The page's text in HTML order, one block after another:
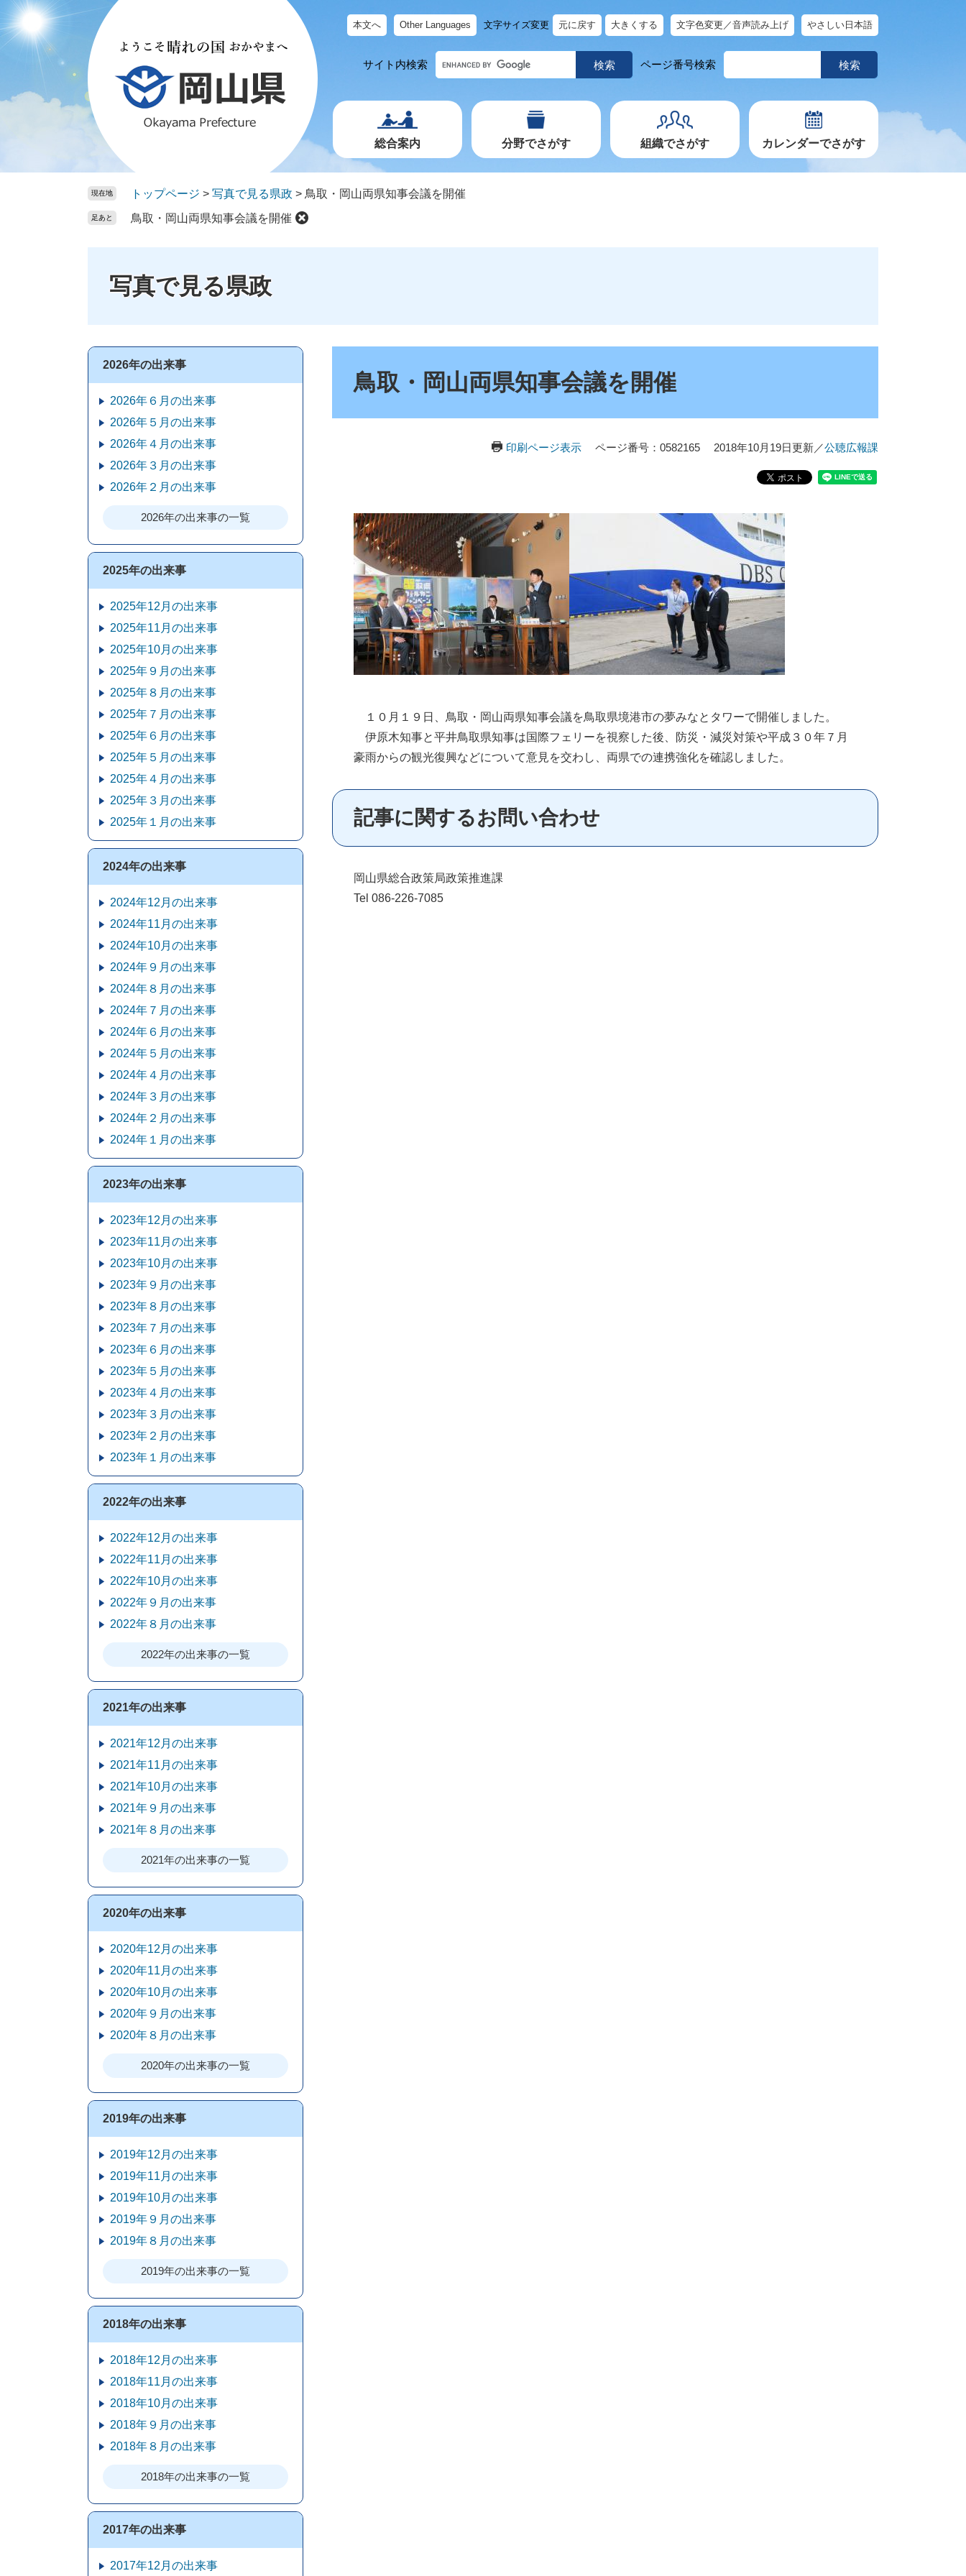
ー
ジ
ニ
ュ
本文へ Other Languages 文字サイズ変更 元に戻す 大きくする 文字色変更／音声読み上げ やさしい日本語
サイト内検索
キ
ー
ワ
ド
ページ番号検索
ペ
ジ
号
総合案内 分野でさがす 組織でさがす カレンダーでさがす
現在地 トップページ > 写真で見る県政 > 鳥取・岡山両県知事会議を開催
足あと 鳥取・岡山両県知事会議を開催
写真で見る県政
鳥取・岡山両県知事会議を開催
印刷ページ表示 ページ番号：0582165 2018年10月19日更新／公聴広報課
１０月１９日、鳥取・岡山両県知事会議を鳥取県境港市の夢みなとタワーで開催しました。
伊原木知事と平井鳥取県知事は国際フェリーを視察した後、防災・減災対策や平成３０年７月
豪雨からの観光復興などについて意見を交わし、両県での連携強化を確認しました。
記事に関するお問い合わせ
岡山県総合政策局政策推進課
Tel 086-226-7085
2026年の出来事
2026年６月の出来事
2026年５月の出来事
2026年４月の出来事
2026年３月の出来事
2026年２月の出来事
2026年の出来事の一覧
2025年の出来事
2025年12月の出来事
2025年11月の出来事
2025年10月の出来事
2025年９月の出来事
2025年８月の出来事
2025年７月の出来事
2025年６月の出来事
2025年５月の出来事
2025年４月の出来事
2025年３月の出来事
2025年１月の出来事
2024年の出来事
2024年12月の出来事
2024年11月の出来事
2024年10月の出来事
2024年９月の出来事
2024年８月の出来事
2024年７月の出来事
2024年６月の出来事
2024年５月の出来事
2024年４月の出来事
2024年３月の出来事
2024年２月の出来事
2024年１月の出来事
2023年の出来事
2023年12月の出来事
2023年11月の出来事
2023年10月の出来事
2023年９月の出来事
2023年８月の出来事
2023年７月の出来事
2023年６月の出来事
2023年５月の出来事
2023年４月の出来事
2023年３月の出来事
2023年２月の出来事
2023年１月の出来事
2022年の出来事
2022年12月の出来事
2022年11月の出来事
2022年10月の出来事
2022年９月の出来事
2022年８月の出来事
2022年の出来事の一覧
2021年の出来事
2021年12月の出来事
2021年11月の出来事
2021年10月の出来事
2021年９月の出来事
2021年８月の出来事
2021年の出来事の一覧
2020年の出来事
2020年12月の出来事
2020年11月の出来事
2020年10月の出来事
2020年９月の出来事
2020年８月の出来事
2020年の出来事の一覧
2019年の出来事
2019年12月の出来事
2019年11月の出来事
2019年10月の出来事
2019年９月の出来事
2019年８月の出来事
2019年の出来事の一覧
2018年の出来事
2018年12月の出来事
2018年11月の出来事
2018年10月の出来事
2018年９月の出来事
2018年８月の出来事
2018年の出来事の一覧
2017年の出来事
2017年12月の出来事